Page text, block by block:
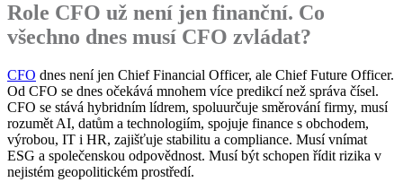
Role CFO už není jen finanční. Co
všechno dnes musí CFO zvládat?
CFO dnes není jen Chief Financial Officer, ale Chief Future Officer.
Od CFO se dnes očekává mnohem více predikcí než správa čísel.
CFO se stává hybridním lídrem, spoluurčuje směrování firmy, musí
rozumět AI, datům a technologiím, spojuje finance s obchodem,
výrobou, IT i HR, zajišťuje stabilitu a compliance. Musí vnímat
ESG a společenskou odpovědnost. Musí být schopen řídit rizika v
nejistém geopolitickém prostředí.